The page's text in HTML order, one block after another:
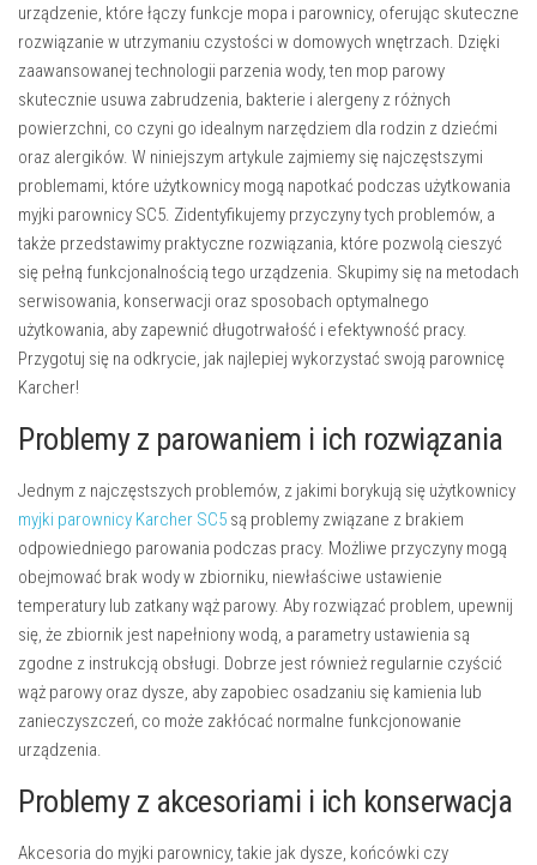
urządzenie, które łączy funkcje mopa i parownicy, oferując skuteczne
rozwiązanie w utrzymaniu czystości w domowych wnętrzach. Dzięki
zaawansowanej technologii parzenia wody, ten mop parowy
skutecznie usuwa zabrudzenia, bakterie i alergeny z różnych
powierzchni, co czyni go idealnym narzędziem dla rodzin z dziećmi
oraz alergików. W niniejszym artykule zajmiemy się najczęstszymi
problemami, które użytkownicy mogą napotkać podczas użytkowania
myjki parownicy SC5. Zidentyfikujemy przyczyny tych problemów, a
także przedstawimy praktyczne rozwiązania, które pozwolą cieszyć
się pełną funkcjonalnością tego urządzenia. Skupimy się na metodach
serwisowania, konserwacji oraz sposobach optymalnego
użytkowania, aby zapewnić długotrwałość i efektywność pracy.
Przygotuj się na odkrycie, jak najlepiej wykorzystać swoją parownicę
Karcher!
Problemy z parowaniem i ich rozwiązania
Jednym z najczęstszych problemów, z jakimi borykują się użytkownicy
myjki parownicy Karcher SC5 są problemy związane z brakiem
odpowiedniego parowania podczas pracy. Możliwe przyczyny mogą
obejmować brak wody w zbiorniku, niewłaściwe ustawienie
temperatury lub zatkany wąż parowy. Aby rozwiązać problem, upewnij
się, że zbiornik jest napełniony wodą, a parametry ustawienia są
zgodne z instrukcją obsługi. Dobrze jest również regularnie czyścić
wąż parowy oraz dysze, aby zapobiec osadzaniu się kamienia lub
zanieczyszczeń, co może zakłócać normalne funkcjonowanie
urządzenia.
Problemy z akcesoriami i ich konserwacja
Akcesoria do myjki parownicy, takie jak dysze, końcówki czy